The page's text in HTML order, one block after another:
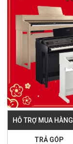
HỖ TRỢ MUA HÀNG
TRẢ GÓP